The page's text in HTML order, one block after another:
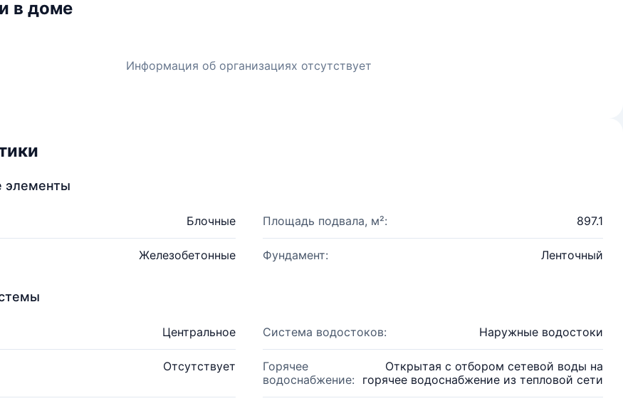
в доме
Информация об организациях отсутствует
элементы
Блочные Площадь подвала, м²: 897.1
Железобетонные Фундамент: Ленточный
Центральное Система водостоков: Наружные водостоки
Отсутствует
Горячее
водоснабжение:
Открытая с отбором сетевой воды на
горячее водоснабжение из тепловой сети